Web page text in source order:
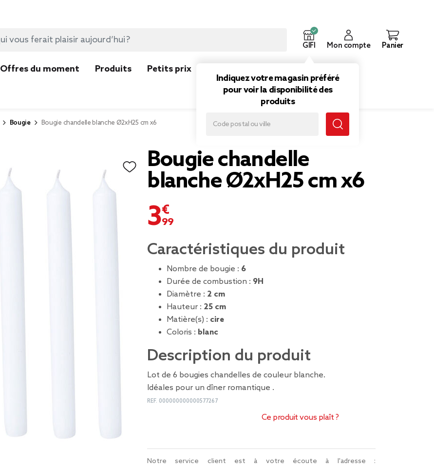
GIFI
Indiquez votre magasin préféré
pour voir la disponibilité des
produits
Mon compte Panier
Offres du moment Produits Petits prix
Bougie Bougie chandelle blanche Ø2xH25 cm x6
Bougie chandelle
blanche Ø2xH25 cm x6
3,99 €
Caractéristiques du produit
Nombre de bougie : 6
Durée de combustion : 9H
Diamètre : 2 cm
Hauteur : 25 cm
Matière(s) : cire
Coloris : blanc
Description du produit
Lot de 6 bougies chandelles de couleur blanche.
Idéales pour un dîner romantique .
REF. 000000000000577267
Ce produit vous plaît ?
Notre service client est à votre écoute à l'adresse :